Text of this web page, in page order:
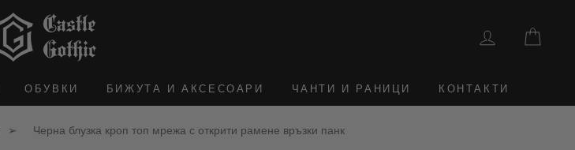
ВЛЕЗТЕ
ОБУВКИ БИЖУТА И АКСЕСОАРИ ЧАНТИ И РАНИЦИ КОНТАКТИ
Черна блузка кроп топ мрежа с открити рамене връзки панк